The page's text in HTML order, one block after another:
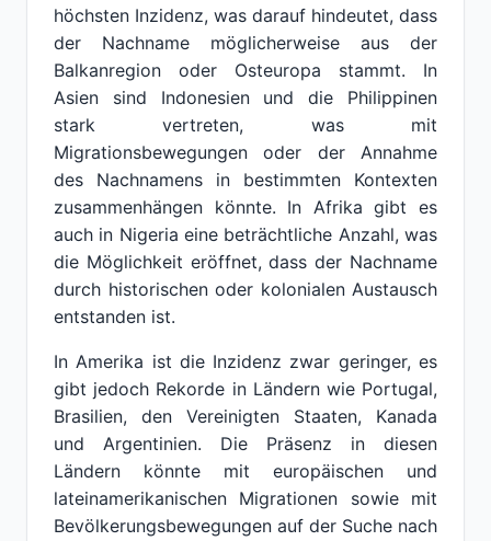
höchsten Inzidenz, was darauf hindeutet, dass
der Nachname möglicherweise aus der
Balkanregion oder Osteuropa stammt. In
Asien sind Indonesien und die Philippinen
stark vertreten, was mit
Migrationsbewegungen oder der Annahme
des Nachnamens in bestimmten Kontexten
zusammenhängen könnte. In Afrika gibt es
auch in Nigeria eine beträchtliche Anzahl, was
die Möglichkeit eröffnet, dass der Nachname
durch historischen oder kolonialen Austausch
entstanden ist.
In Amerika ist die Inzidenz zwar geringer, es
gibt jedoch Rekorde in Ländern wie Portugal,
Brasilien, den Vereinigten Staaten, Kanada
und Argentinien. Die Präsenz in diesen
Ländern könnte mit europäischen und
lateinamerikanischen Migrationen sowie mit
Bevölkerungsbewegungen auf der Suche nach